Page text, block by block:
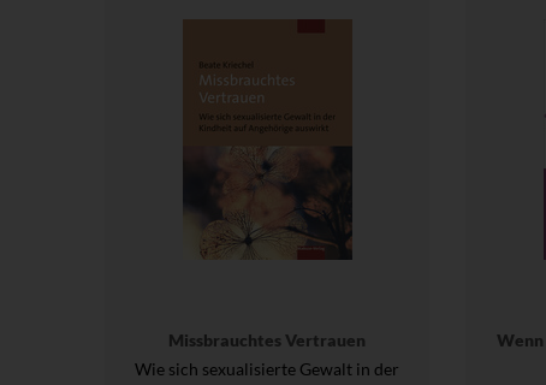
Missbrauchtes Vertrauen
Wie sich sexualisierte Gewalt in der